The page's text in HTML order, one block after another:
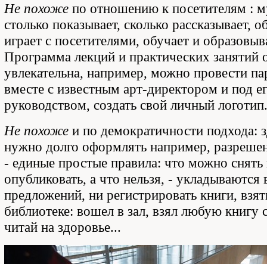
Не похоже по отношению к посетителям :
столько показывает, сколько рассказывает,
играет с посетителями, обучает и
Программа лекций и практических занятий
увлекательна, например, можно провести
вместе с известным арт-директором и под
руководством, создать свой личный логотип.
Не похоже и по демократичности подхода:
нужно долго оформлять например,
- единые простые правила: что можно снять
опубликовать, а что нельзя, - укладываются
предложений, ни регистрировать книги,
библиотеке: вошел в зал, взял любую книгу
читай на здоровье...